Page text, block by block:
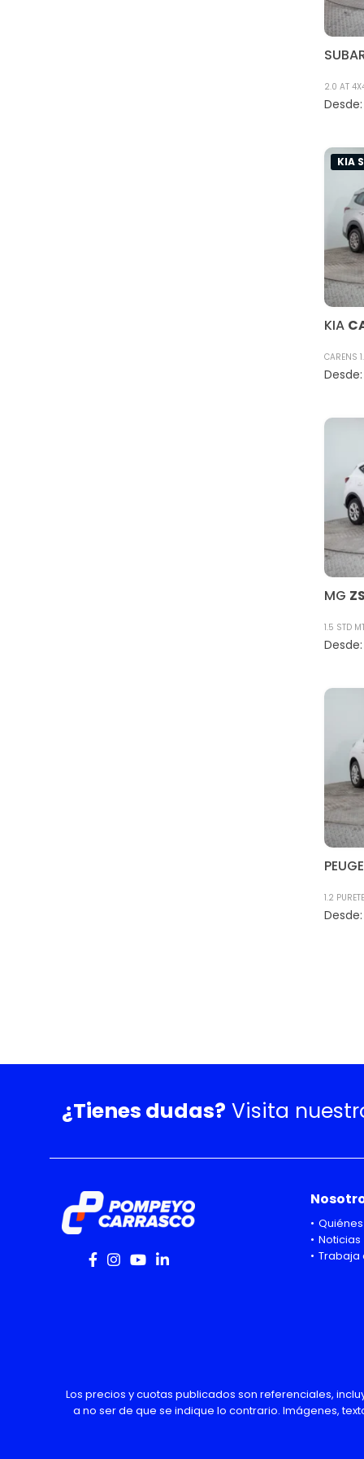
2.0 AT
KIA
KIA
CARENS
MG ZS
1.5 STD
1.2
¿Tienes dudas? Visita
Noticias
Trabaja
Los precios y cuotas publicados son referenciales,
a no ser de que se indique lo contrario. Imágenes,